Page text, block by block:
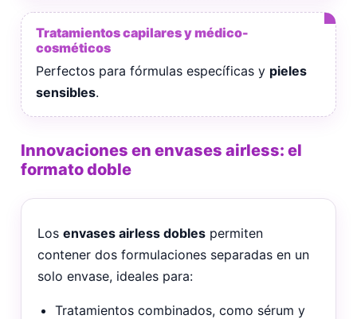
Tratamientos capilares y médico-
cosméticos
Perfectos para fórmulas específicas y pieles
sensibles.
Innovaciones en envases airless: el
formato doble
Los envases airless dobles permiten
contener dos formulaciones separadas en un
solo envase, ideales para:
Tratamientos combinados, como sérum y